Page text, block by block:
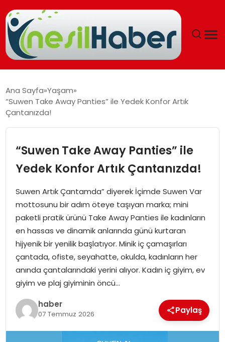
GÜNCEL
SOSYAL HABER
SPOR
EKONOMI
MAGAZIN
TEKNOLOJI
Ana Sayfa Yaşam
“Suwen Take Away Panties” ile Yedek Konfor Artık
Çantanızda!
“Suwen Take Away Panties” ile
Yedek Konfor Artık Çantanızda!
Suwen Artık Çantamda” diyerek İçimde Suwen Var
mottosunu bir adım öteye taşıyan marka; mini
paketli pratik ürünü Take Away Panties ile kadınların
en hassas ve dinamik anlarında günü kurtaran
hijyenik bir yenilik başlatıyor. Minik iç çamaşırları
çantada, ofiste, seyahatte, okulda, kadınların her
anında çantalarındaki yerini alıyor. Kadın iç giyim, ev
giyim ve plaj giyiminin öncü…
haber
07 Temmuz 2026 Paylaş